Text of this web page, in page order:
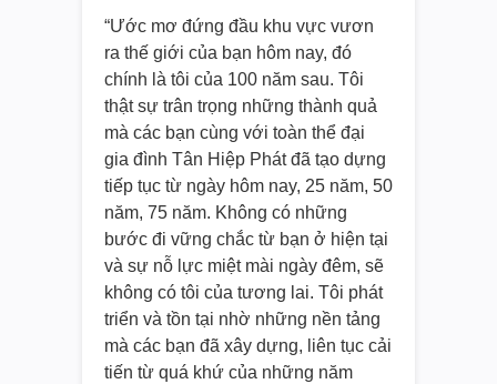
“Ước mơ đứng đầu khu vực vươn
ra thế giới của bạn hôm nay, đó
chính là tôi của 100 năm sau. Tôi
thật sự trân trọng những thành quả
mà các bạn cùng với toàn thể đại
gia đình Tân Hiệp Phát đã tạo dựng
tiếp tục từ ngày hôm nay, 25 năm, 50
năm, 75 năm. Không có những
bước đi vững chắc từ bạn ở hiện tại
và sự nỗ lực miệt mài ngày đêm, sẽ
không có tôi của tương lai. Tôi phát
triển và tồn tại nhờ những nền tảng
mà các bạn đã xây dựng, liên tục cải
tiến từ quá khứ của những năm